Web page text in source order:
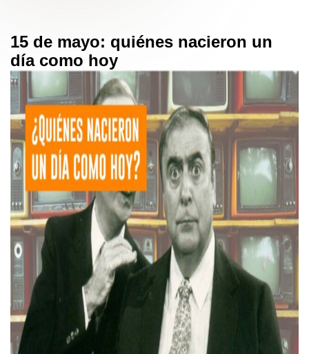
15 de mayo: quiénes nacieron un
día como hoy